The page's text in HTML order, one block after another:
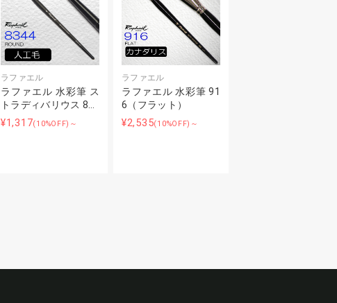
ラファエル
ラファエル 水彩筆 ス
トラディバリウス 8…
¥1,317(10%OFF)～
ラファエル
ラファエル 水彩筆 91
6（フラット）
¥2,535(10%OFF)～